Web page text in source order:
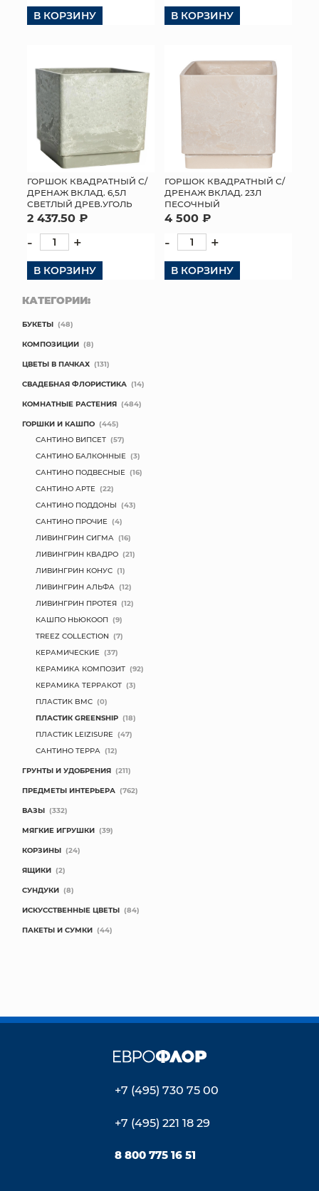
В КОРЗИНУ В КОРЗИНУ
ГОРШОК КВАДРАТНЫЙ С/
ДРЕНАЖ ВКЛАД. 6,5Л
СВЕТЛЫЙ ДРЕВ.УГОЛЬ
2 437.50 ₽
- +
В КОРЗИНУ
ГОРШОК КВАДРАТНЫЙ С/
ДРЕНАЖ ВКЛАД. 23Л
ПЕСОЧНЫЙ
4 500 ₽
- +
В КОРЗИНУ
КАТЕГОРИИ:
БУКЕТЫ (48)
КОМПОЗИЦИИ (8)
ЦВЕТЫ В ПАЧКАХ (131)
СВАДЕБНАЯ ФЛОРИСТИКА (14)
КОМНАТНЫЕ РАСТЕНИЯ (484)
ГОРШКИ И КАШПО (445)
САНТИНО ВИПСЕТ (57)
САНТИНО БАЛКОННЫЕ (3)
САНТИНО ПОДВЕСНЫЕ (16)
САНТИНО АРТЕ (22)
САНТИНО ПОДДОНЫ (43)
САНТИНО ПРОЧИЕ (4)
ЛИВИНГРИН СИГМА (16)
ЛИВИНГРИН КВАДРО (21)
ЛИВИНГРИН КОНУС (1)
ЛИВИНГРИН АЛЬФА (12)
ЛИВИНГРИН ПРОТЕЯ (12)
КАШПО НЬЮКООП (9)
TREEZ COLLECTION (7)
КЕРАМИЧЕСКИЕ (37)
КЕРАМИКА КОМПОЗИТ (92)
КЕРАМИКА ТЕРРАКОТ (3)
ПЛАСТИК BMC (0)
ПЛАСТИК GREENSHIP (18)
ПЛАСТИК LEIZISURE (47)
САНТИНО ТЕРРА (12)
ГРУНТЫ И УДОБРЕНИЯ (211)
ПРЕДМЕТЫ ИНТЕРЬЕРА (762)
ВАЗЫ (332)
МЯГКИЕ ИГРУШКИ (39)
КОРЗИНЫ (24)
ЯЩИКИ (2)
СУНДУКИ (8)
ИСКУССТВЕННЫЕ ЦВЕТЫ (84)
ПАКЕТЫ И СУМКИ (44)
+7 (495) 730 75 00
+7 (495) 221 18 29
8 800 775 16 51